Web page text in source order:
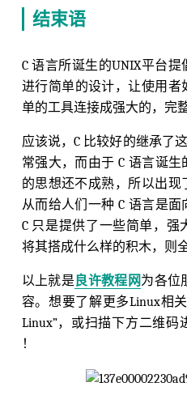
结束语
C 语言所诞生的UNIX平台
进行简单的设计，让使用
单的工具连接成强大的，完
应该说，C 比较好的继承了
常强大，而由于 C 语言诞
的思想还不成熟，所以出现
从而给人们一种 C 语言是
C 只是提供了一些简单，
将其搭成什么样的积木，则
以上就是良许教程网为各位
容。想要了解更多Linux相
Linux”，或扫描下方二维码
！